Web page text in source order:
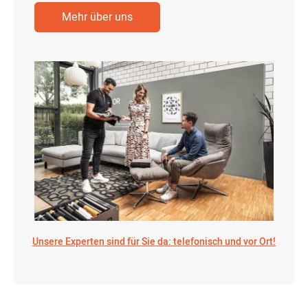
Mehr über uns
Unsere Experten sind für Sie da: telefonisch und vor Ort!